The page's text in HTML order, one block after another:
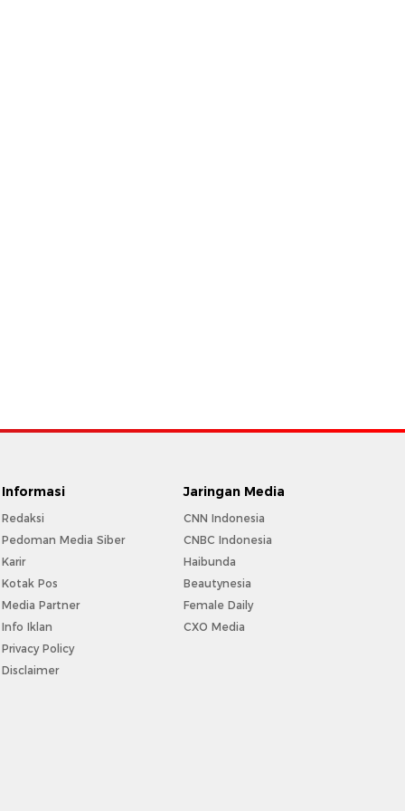
Informasi
Redaksi
Pedoman Media Siber
Karir
Kotak Pos
Media Partner
Info Iklan
Privacy Policy
Disclaimer
Jaringan Media
CNN Indonesia
CNBC Indonesia
Haibunda
Beautynesia
Female Daily
CXO Media